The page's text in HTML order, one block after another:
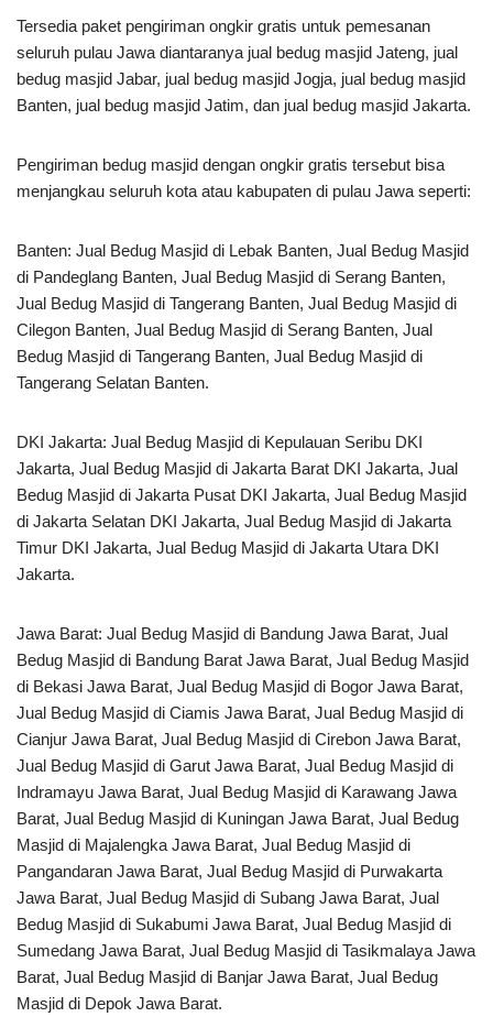
Tersedia paket pengiriman ongkir gratis untuk pemesanan
seluruh pulau Jawa diantaranya jual bedug masjid Jateng, jual
bedug masjid Jabar, jual bedug masjid Jogja, jual bedug masjid
Banten, jual bedug masjid Jatim, dan jual bedug masjid Jakarta.
Pengiriman bedug masjid dengan ongkir gratis tersebut bisa
menjangkau seluruh kota atau kabupaten di pulau Jawa seperti:
Banten: Jual Bedug Masjid di Lebak Banten, Jual Bedug Masjid
di Pandeglang Banten, Jual Bedug Masjid di Serang Banten,
Jual Bedug Masjid di Tangerang Banten, Jual Bedug Masjid di
Cilegon Banten, Jual Bedug Masjid di Serang Banten, Jual
Bedug Masjid di Tangerang Banten, Jual Bedug Masjid di
Tangerang Selatan Banten.
DKI Jakarta: Jual Bedug Masjid di Kepulauan Seribu DKI
Jakarta, Jual Bedug Masjid di Jakarta Barat DKI Jakarta, Jual
Bedug Masjid di Jakarta Pusat DKI Jakarta, Jual Bedug Masjid
di Jakarta Selatan DKI Jakarta, Jual Bedug Masjid di Jakarta
Timur DKI Jakarta, Jual Bedug Masjid di Jakarta Utara DKI
Jakarta.
Jawa Barat: Jual Bedug Masjid di Bandung Jawa Barat, Jual
Bedug Masjid di Bandung Barat Jawa Barat, Jual Bedug Masjid
di Bekasi Jawa Barat, Jual Bedug Masjid di Bogor Jawa Barat,
Jual Bedug Masjid di Ciamis Jawa Barat, Jual Bedug Masjid di
Cianjur Jawa Barat, Jual Bedug Masjid di Cirebon Jawa Barat,
Jual Bedug Masjid di Garut Jawa Barat, Jual Bedug Masjid di
Indramayu Jawa Barat, Jual Bedug Masjid di Karawang Jawa
Barat, Jual Bedug Masjid di Kuningan Jawa Barat, Jual Bedug
Masjid di Majalengka Jawa Barat, Jual Bedug Masjid di
Pangandaran Jawa Barat, Jual Bedug Masjid di Purwakarta
Jawa Barat, Jual Bedug Masjid di Subang Jawa Barat, Jual
Bedug Masjid di Sukabumi Jawa Barat, Jual Bedug Masjid di
Sumedang Jawa Barat, Jual Bedug Masjid di Tasikmalaya Jawa
Barat, Jual Bedug Masjid di Banjar Jawa Barat, Jual Bedug
Masjid di Depok Jawa Barat.